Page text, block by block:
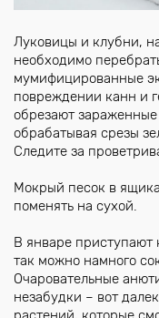
Луковицы и клубни,
необходимо
мумифицированные
повреждении канн и
обрезают
обрабатывая срезы
Следите за
Мокрый песок в
поменять на сухой.
В январе приступают
так можно намного
Очаровательные
незабудки – вот